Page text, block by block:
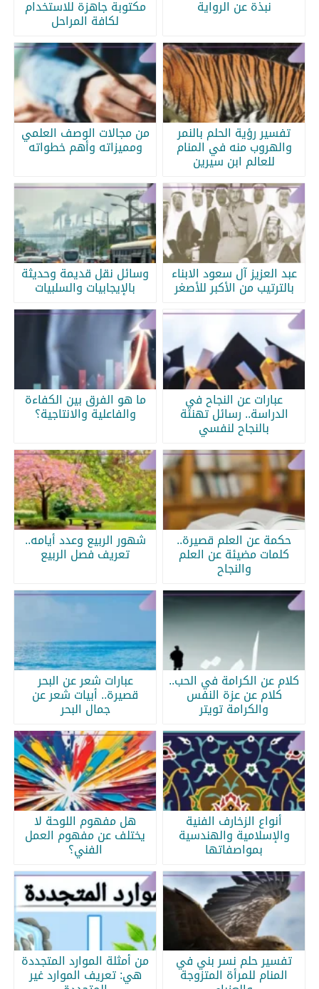
نبذة عن الرواية مكتوبة جاهزة للاستخدام
لكافة المراحل
تفسير رؤية الحلم بالنمر
والهروب منه في المنام
للعالم ابن سيرين
من مجالات الوصف العلمي
ومميزاته وأهم خطواته
عبد العزيز آل سعود الابناء
بالترتيب من الأكبر للأصغر
وسائل نقل قديمة وحديثة
بالإيجابيات والسلبيات
عبارات عن النجاح في
الدراسة.. رسائل تهنئة
بالنجاح لنفسي
ما هو الفرق بين الكفاءة
والفاعلية والانتاجية؟
حكمة عن العلم قصيرة..
كلمات مضيئة عن العلم
والنجاح
شهور الربيع وعدد أيامه..
تعريف فصل الربيع
كلام عن الكرامة في الحب..
كلام عن عزة النفس
والكرامة تويتر
عبارات شعر عن البحر
قصيرة.. أبيات شعر عن
جمال البحر
أنواع الزخارف الفنية
والإسلامية والهندسية
بمواصفاتها
هل مفهوم اللوحة لا
يختلف عن مفهوم العمل
الفني؟
تفسير حلم نسر بني في
المنام للمرأة المتزوجة
من أمثلة الموارد المتجددة
هي: تعريف الموارد غير